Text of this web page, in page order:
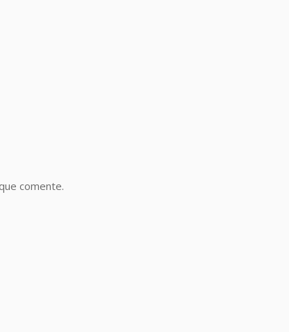
comente.